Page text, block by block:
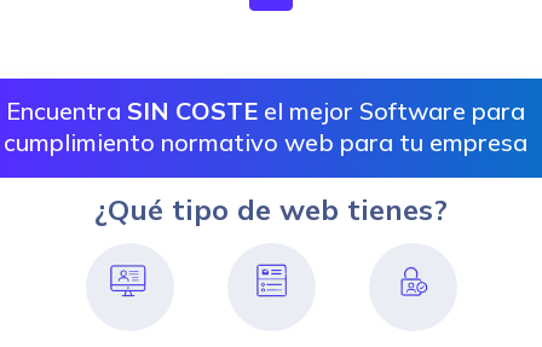
Encuentra SIN COSTEel mejor Software para
cumplimiento normativo web para tu empresa
¿Qué tipo de web tienes?